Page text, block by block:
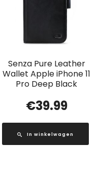
Senza Pure Leather
Wallet Apple iPhone 11
Pro Deep Black
€39.99
In winkelwagen